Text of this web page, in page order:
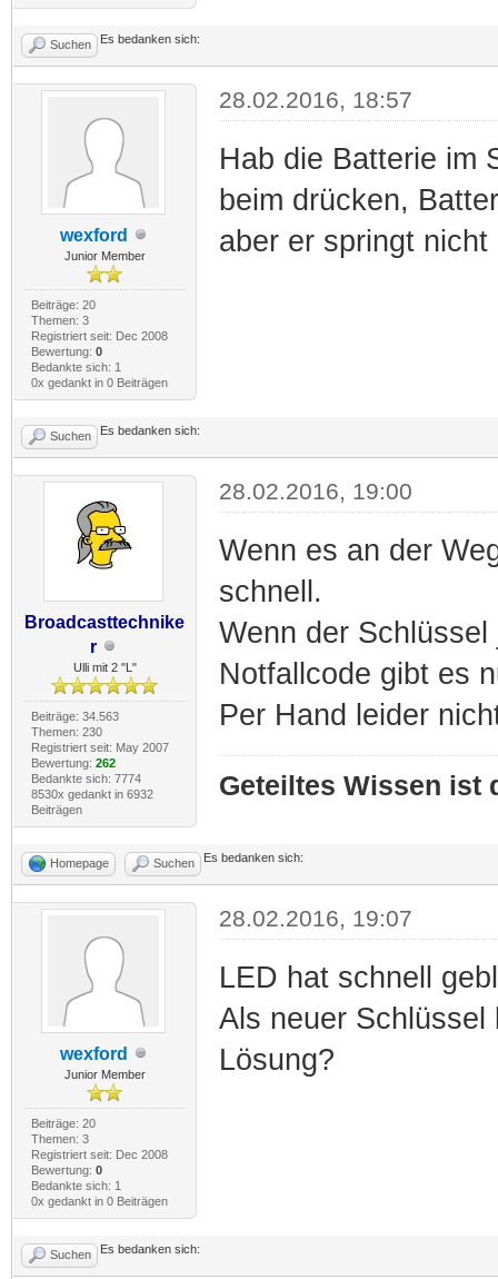
Suchen Es bedanken sich:
wexford
Junior Member
Beiträge: 20
Themen: 3
Registriert seit: Dec 2008
Bewertung: 0
Bedankte sich: 1
0x gedankt in 0 Beiträgen
28.02.2016, 18:57
Hab die Batterie im
beim drücken,
aber er springt
Suchen Es bedanken sich:
Broadcasttechnike
r
Ulli mit 2 "L"
Beiträge: 34.563
Themen: 230
Registriert seit: May 2007
Bewertung: 262
Bedankte sich: 7774
8530x gedankt in 6932
Beiträgen
28.02.2016, 19:00
Wenn es an der
schnell.
Wenn der
Notfallcode gibt es
Per Hand leider
Geteiltes Wissen ist
Homepage Suchen Es bedanken sich:
wexford
Junior Member
Beiträge: 20
Themen: 3
Registriert seit: Dec 2008
Bewertung: 0
Bedankte sich: 1
0x gedankt in 0 Beiträgen
28.02.2016, 19:07
LED hat schnell
Als neuer
Lösung?
Suchen Es bedanken sich: